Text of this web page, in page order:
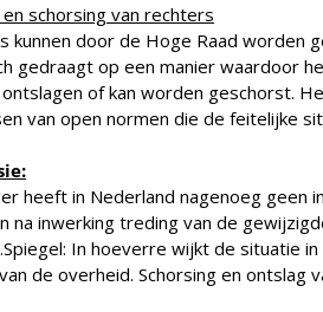
schorsing van rechters
kunnen door de Hoge Raad worden
gedraagt op een manier waardoor
of kan worden geschorst.
van open normen die de feitelijke
heeft in Nederland nagenoeg geen
na inwerking treding van de
In hoeverre wijkt de situatie
de overheid. Schorsing en